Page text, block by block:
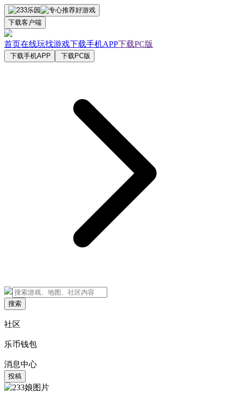
下载客户端
首页在线玩找游戏下载手机APP下载PC版
下载手机APP 下载PC版
搜索
社区
乐币钱包
消息中心
投稿